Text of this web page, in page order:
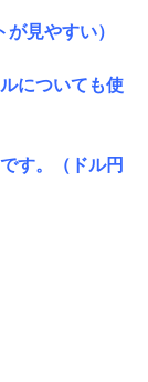
見やすい）
についても使
す。（ドル円